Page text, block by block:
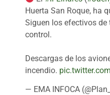
Huerta San Roque, ha
Siguen los efectivos de
control.
Descargas de los
incendio.
— EMA INFOCA